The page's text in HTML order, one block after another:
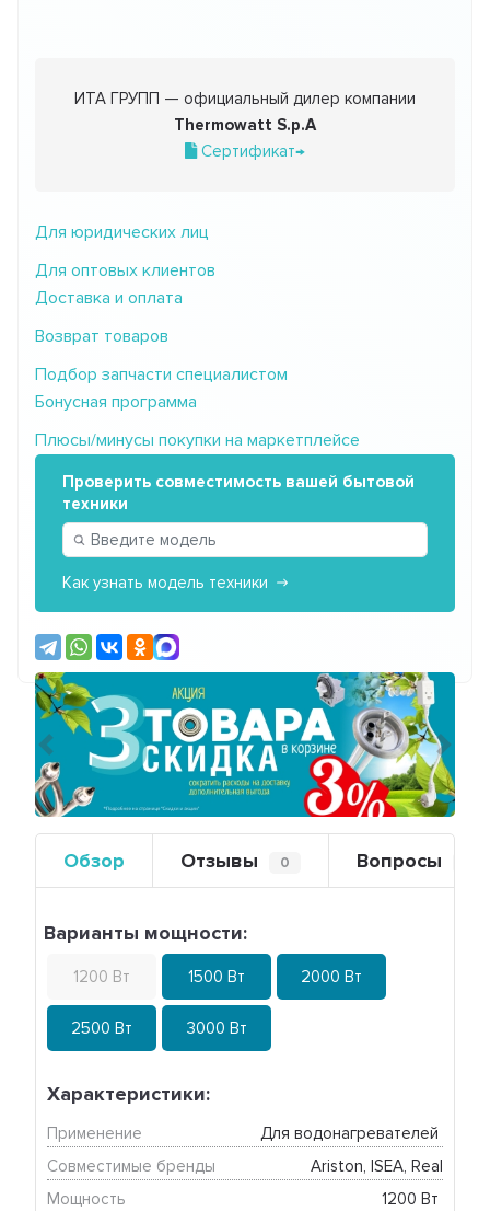
ИТА ГРУПП — официальный дилер компании
Thermowatt S.p.A
Сертификат→
Для юридических лиц
Для оптовых клиентов
Доставка и оплата
Возврат товаров
Подбор запчасти специалистом
Бонусная программа
Плюсы/минусы покупки на маркетплейсе
Проверить совместимость вашей бытовой
техники
Как узнать модель техники
Предыдущий
Обзор Отзывы 0 Вопросы
Варианты мощности:
1200 Вт 1500 Вт 2000 Вт
2500 Вт 3000 Вт
Характеристики:
Применение
Для водонагревателей
Совместимые бренды
Ariston, ISEA, Real
Мощность
1200 Вт